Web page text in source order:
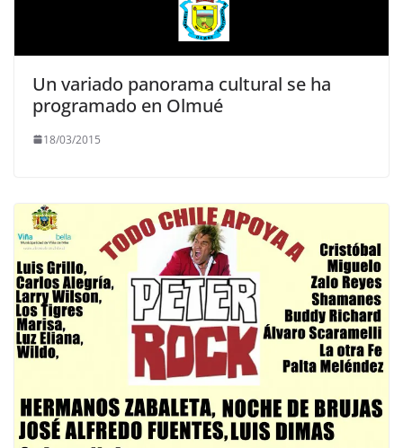
Un variado panorama cultural se ha
programado en Olmué
18/03/2015